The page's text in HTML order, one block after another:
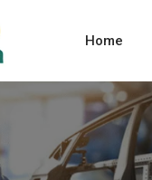
Home